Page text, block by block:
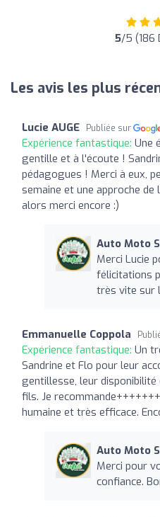
5/5 (186
Les avis les plus
Lucie AUGE Publiée sur
Expérience fantastique: Une
gentille et à l'écoute !
pédagogues ! Merci à eux,
semaine et une approche
alors merci encore :)
Auto Moto
Merci Lucie
félicitations
très vite sur
Emmanuelle Coppola
Expérience fantastique: Un
Sandrine et Flo pour leur
gentillesse, leur
fils. Je
humaine et très efficace.
Auto Moto
Merci pour
confiance.